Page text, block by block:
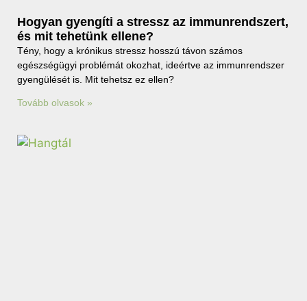
Hogyan gyengíti a stressz az immunrendszert,
és mit tehetünk ellene?
Tény, hogy a krónikus stressz hosszú távon számos
egészségügyi problémát okozhat, ideértve az immunrendszer
gyengülését is. Mit tehetsz ez ellen?
Tovább olvasok »